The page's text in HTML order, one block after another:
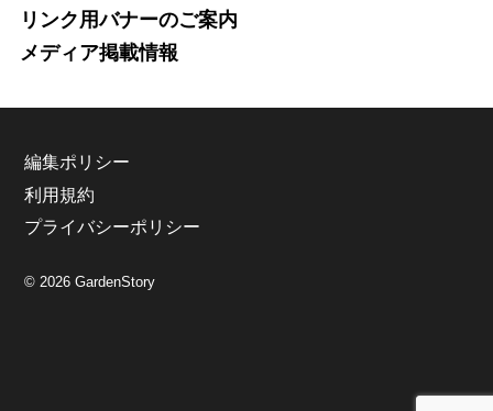
リンク用バナーのご案内
メディア掲載情報
編集ポリシー
利用規約
プライバシーポリシー
© 2026 GardenStory